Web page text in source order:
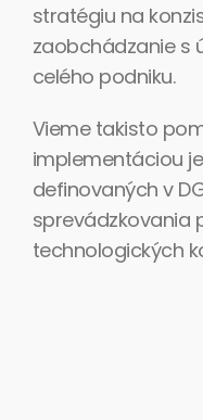
stratégiu na
zaobchádzanie s
celého podniku.
Vieme takisto
implementáciou
definovaných v
sprevádzkovania
technologických